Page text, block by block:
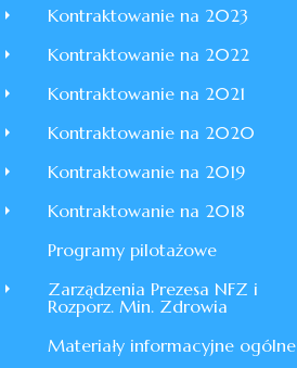
Kontraktowanie na 2023
Kontraktowanie na 2022
Kontraktowanie na 2021
Kontraktowanie na 2020
Kontraktowanie na 2019
Kontraktowanie na 2018
Programy pilotażowe
Zarządzenia Prezesa NFZ i
Rozporz. Min. Zdrowia
Materiały informacyjne ogólne